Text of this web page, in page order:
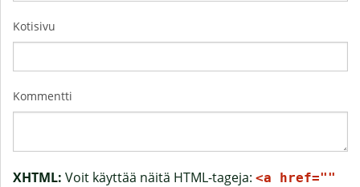
Kotisivu
Kommentti
XHTML: Voit käyttää näitä HTML-tageja: <a href=""